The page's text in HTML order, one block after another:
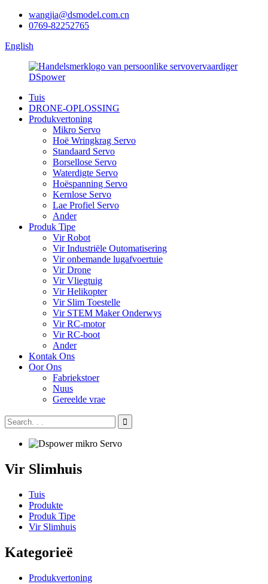
wangjia@dsmodel.com.cn
0769-82252765
English
Tuis
DRONE-OPLOSSING
Produkvertoning
Mikro Servo
Hoë Wringkrag Servo
Standaard Servo
Borsellose Servo
Waterdigte Servo
Hoëspanning Servo
Kernlose Servo
Lae Profiel Servo
Ander
Produk Tipe
Vir Robot
Vir Industriële Outomatisering
Vir onbemande lugafvoertuie
Vir Drone
Vir Vliegtuig
Vir Helikopter
Vir Slim Toestelle
Vir STEM Maker Onderwys
Vir RC-motor
Vir RC-boot
Ander
Kontak Ons
Oor Ons
Fabriekstoer
Nuus
Gereelde vrae
Vir Slimhuis
Tuis
Produkte
Produk Tipe
Vir Slimhuis
Kategorieë
Produkvertoning